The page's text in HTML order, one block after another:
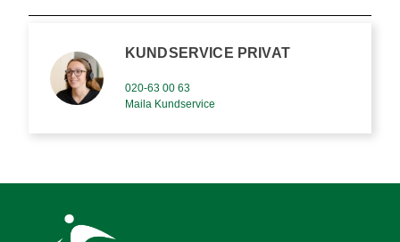
KUNDSERVICE PRIVAT
020-63 00 63
Maila Kundservice